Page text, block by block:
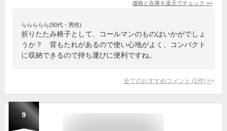
価格と在庫を楽天でチェック >>
ららららら(50代・男性)
折りたたみ椅子として、コールマンのものはいかがでしょ
うか？ 背もたれがあるので使い心地がよく、コンパクト
に収納できるので持ち運びに便利ですね。
全てのおすすめコメント (1 件) >
9